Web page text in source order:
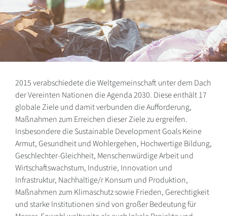
2015 verabschiedete die Weltgemeinschaft unter dem Dach
der Vereinten Nationen die Agenda 2030. Diese enthält 17
globale Ziele und damit verbunden die Aufforderung,
Maßnahmen zum Erreichen dieser Ziele zu ergreifen.
Insbesondere die Sustainable Development Goals Keine
Armut, Gesundheit und Wohlergehen, Hochwertige Bildung,
Geschlechter-Gleichheit, Menschenwürdige Arbeit und
Wirtschaftswachstum, Industrie, Innovation und
Infrastruktur, Nachhaltige/r Konsum und Produktion,
Maßnahmen zum Klimaschutz sowie Frieden, Gerechtigkeit
und starke Institutionen sind von großer Bedeutung für